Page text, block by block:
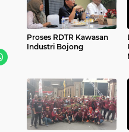
Proses RDTR Kawasan
Industri Bojong